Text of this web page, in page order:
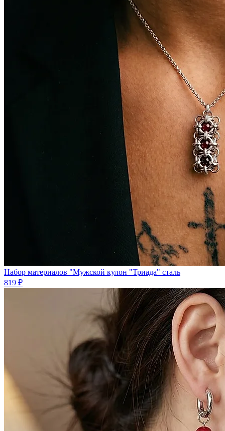
Набор материалов "Мужской кулон "Триада" сталь
819 ₽